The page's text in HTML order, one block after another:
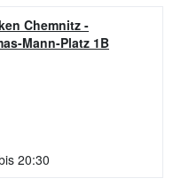
Chemnitz -
Mann-Platz 1B
20:30